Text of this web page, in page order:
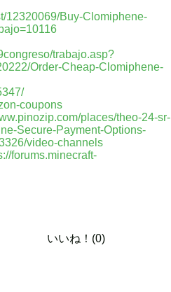
12320069/Buy-Clomiphene-
trabajo.asp?
Order-Cheap-Clomiphene-
coupons
places/theo-24-sr-
Secure-Payment-Options-
video-channels
forums.minecraft-
いいね！(0)